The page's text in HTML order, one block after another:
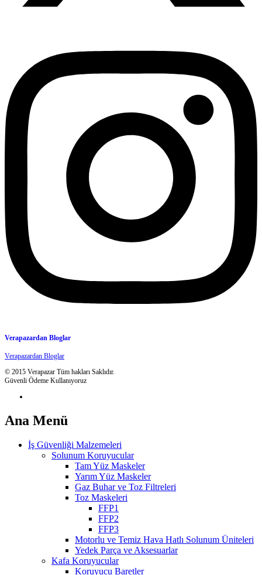
Verapazardan Bloglar
Verapazardan Bloglar
© 2015 Verapazar Tüm hakları Saklıdır.
Güvenli Ödeme Kullanıyoruz
Ana Menü
İş Güvenliği Malzemeleri
Solunum Koruyucular
Tam Yüz Maskeler
Yarım Yüz Maskeler
Gaz Buhar ve Toz Filtreleri
Toz Maskeleri
FFP1
FFP2
FFP3
Motorlu ve Temiz Hava Hatlı Solunum Üniteleri
Yedek Parça ve Aksesuarlar
Kafa Koruyucular
Koruyucu Baretler